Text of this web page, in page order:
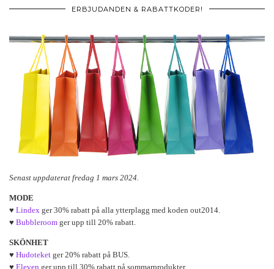
ERBJUDANDEN & RABATTKODER!
Senast uppdaterat fredag 1 mars 2024.
MODE
♥ Lindex ger 30% rabatt på alla ytterplagg med koden out2014.
♥ Bubbleroom ger upp till 20% rabatt.
SKÖNHET
♥ Hudoteket ger 20% rabatt på BUS.
♥ Eleven ger upp till 30% rabatt på sommarprodukter.